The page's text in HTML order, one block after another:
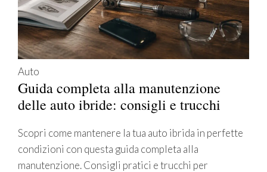
Auto
Guida completa alla manutenzione
delle auto ibride: consigli e trucchi
Scopri come mantenere la tua auto ibrida in perfette
condizioni con questa guida completa alla
manutenzione. Consigli pratici e trucchi per